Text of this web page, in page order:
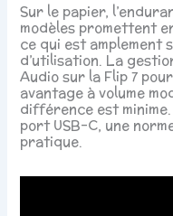
Sur le papier,
modèles promettent
ce qui est amplement
d’utilisation. La
Audio sur la Flip 7
avantage à volume
différence est
port USB-C, une
pratique.